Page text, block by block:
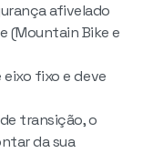
afivelado
(Mountain Bike e
eixo fixo e deve
transição, o
da sua